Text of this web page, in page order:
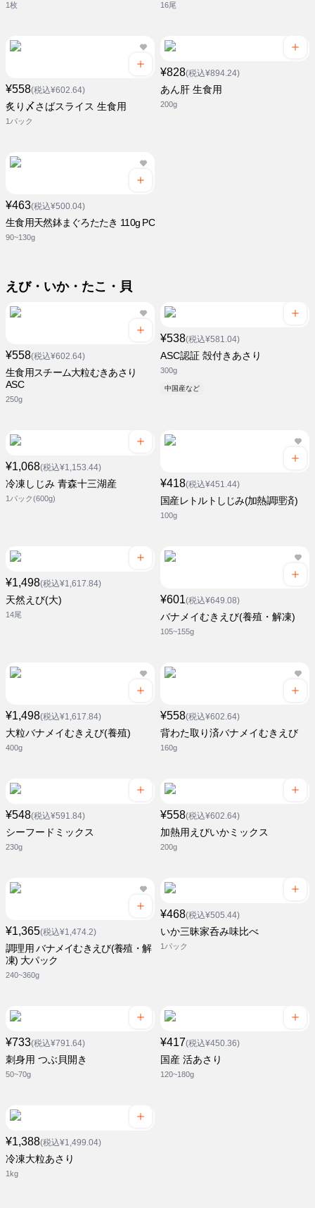
1枚 16尾
¥558(税込¥602.64)
炙り〆さばスライス 生食用
1パック
¥828(税込¥894.24)
あん肝 生食用
200g
¥463(税込¥500.04)
生食用天然鉢まぐろたたき 110g PC
90~130g
えび・いか・たこ・貝
¥558(税込¥602.64)
生食用スチーム大粒むきあさり
ASC
250g
¥538(税込¥581.04)
ASC認証 殻付きあさり
300g
中国産など
¥1,068(税込¥1,153.44)
冷凍しじみ 青森十三湖産
1パック(600g)
¥418(税込¥451.44)
国産レトルトしじみ(加熱調理済)
100g
¥1,498(税込¥1,617.84)
天然えび(大)
14尾
¥601(税込¥649.08)
バナメイむきえび(養殖・解凍)
105~155g
¥1,498(税込¥1,617.84)
大粒バナメイむきえび(養殖)
400g
¥558(税込¥602.64)
背わた取り済バナメイむきえび
160g
¥548(税込¥591.84)
シーフードミックス
230g
¥558(税込¥602.64)
加熱用えびいかミックス
200g
¥1,365(税込¥1,474.2)
調理用 バナメイむきえび(養殖・解
凍) 大パック
240~360g
¥468(税込¥505.44)
いか三昧家呑み味比べ
1パック
¥733(税込¥791.64)
刺身用 つぶ貝開き
50~70g
¥417(税込¥450.36)
国産 活あさり
120~180g
¥1,388(税込¥1,499.04)
冷凍大粒あさり
1kg